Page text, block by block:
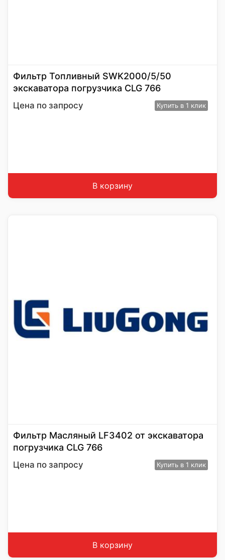
Фильтр Топливный SWK2000/5/50
экскаватора погрузчика CLG 766
Цена по запросу Купить в 1 клик
В корзину
Фильтр Масляный LF3402 от экскаватора
погрузчика CLG 766
Цена по запросу Купить в 1 клик
В корзину